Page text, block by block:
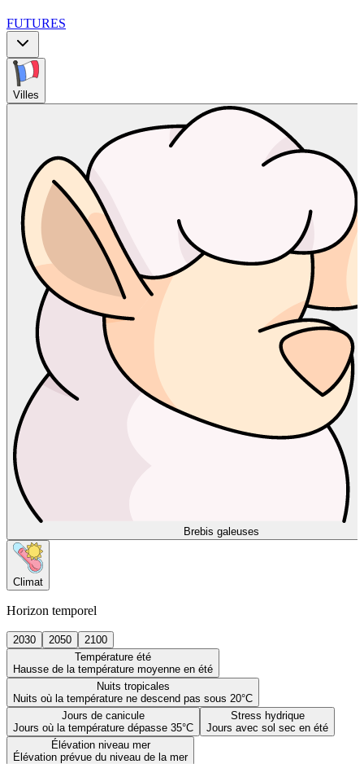
FUTURES
Villes
Brebis galeuses
Climat
Horizon temporel
2030 2050
2100
Température été
Hausse de la température moyenne en été
Nuits tropicales
Nuits où la température ne descend pas sous 20°C
Jours de canicule
Jours où la température dépasse 35°C
Stress hydrique
Jours avec sol sec en été
Élévation niveau mer
Élévation prévue du niveau de la mer